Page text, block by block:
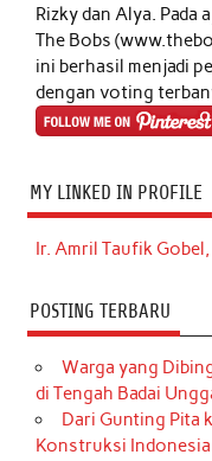
Rizky dan Alya.
The Bobs
ini berhasil menjadi
dengan voting
MY LINKED IN PROFILE
Ir. Amril Taufik Gobel,
POSTING TERBARU
Warga yang
di Tengah Badai
Dari Gunting Pita
Konstruksi Indonesia